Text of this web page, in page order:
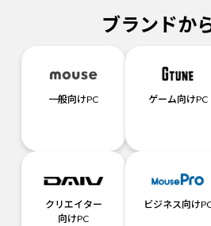
ブランドか
一般向けPC ゲーム向けPC
クリエイター
向けPC
ビジネス向け